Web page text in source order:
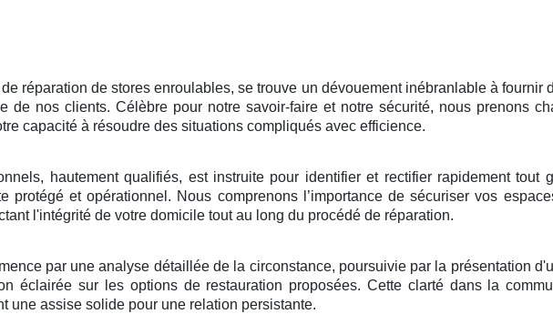
réparation de stores enroulables, se trouve un dévouement inébranlable à fournir
de nos clients. Célèbre pour notre savoir-faire et notre sécurité, nous prenons
capacité à résoudre des situations compliqués avec efficience.
hautement qualifiés, est instruite pour identifier et rectifier rapidement tout
protégé et opérationnel. Nous comprenons l’importance de sécuriser vos
l'intégrité de votre domicile tout au long du procédé de réparation.
par une analyse détaillée de la circonstance, poursuivie par la présentation
éclairée sur les options de restauration proposées. Cette clarté dans la
une assise solide pour une relation persistante.